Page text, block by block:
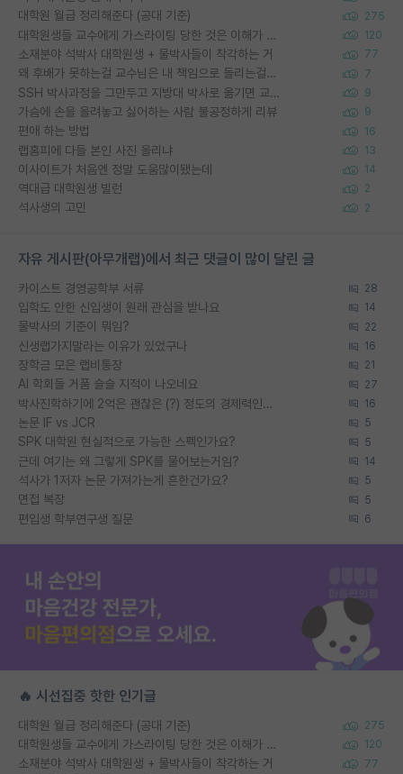
대학원 월급 정리해준다 (공대 기준) 275
대학원생들 교수에게 가스라이팅 당한 것은 이해가 갑니다. 안타깝네요. 120
소재분야 석박사 대학원생 + 물박사들이 착각하는 거 77
왜 후배가 못하는걸 교수님은 내 책임으로 돌리는걸까요? 7
SSH 박사과정을 그만두고 지방대 박사로 옮기면 교수의 꿈은 끝일까요? 9
가슴에 손을 올려놓고 싫어하는 사람 불공정하게 리뷰 9
편애 하는 방법 16
랩홈피에 다들 본인 사진 올리냐 13
이사이트가 처음엔 정말 도움많이됐는데 14
역대급 대학원생 빌런 2
석사생의 고민 2
자유 게시판(아무개랩)에서 최근 댓글이 많이 달린 글
카이스트 경영공학부 서류 28
입학도 안한 신입생이 원래 관심을 받나요 14
물박사의 기준이 뭐임? 22
신생랩가지말라는 이유가 있었구나 16
장학금 모은 랩비통장 21
AI 학회들 거품 슬슬 지적이 나오네요 27
박사진학하기에 2억은 괜찮은 (?) 정도의 경제력인가요 16
논문 IF vs JCR 5
SPK 대학원 현실적으로 가능한 스펙인가요? 5
근데 여기는 왜 그렇게 SPK를 물어보는거임? 14
석사가 1저자 논문 가져가는게 흔한건가요? 5
면접 복장 5
편입생 학부연구생 질문 6
🔥 시선집중 핫한 인기글
대학원 월급 정리해준다 (공대 기준) 275
대학원생들 교수에게 가스라이팅 당한 것은 이해가 갑니다. 안타깝네요. 120
소재분야 석박사 대학원생 + 물박사들이 착각하는 거 77